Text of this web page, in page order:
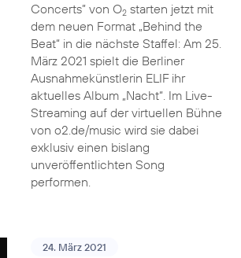
Concerts” von O2starten jetzt mit
dem neuen Format „Behind the
Beat“ in die nächste Staffel: Am 25.
März 2021 spielt die Berliner
Ausnahmekünstlerin ELIF ihr
aktuelles Album „Nacht“. Im Live-
Streaming auf der virtuellen Bühne
von o2.de/music wird sie dabei
exklusiv einen bislang
unveröffentlichten Song
performen.
24. März 2021